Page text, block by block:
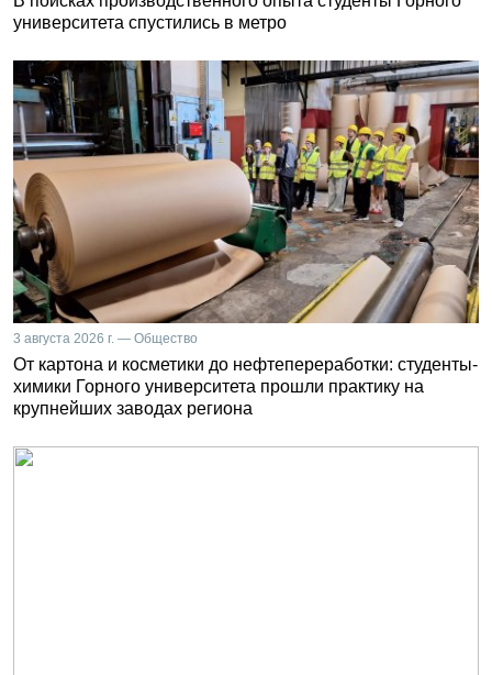
университета спустились в метро
3 августа 2026 г. — Общество
От картона и косметики до нефтепереработки: студенты-
химики Горного университета прошли практику на
крупнейших заводах региона